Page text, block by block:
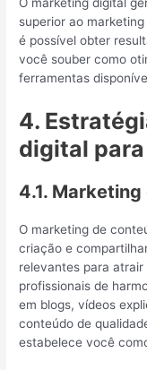
superior ao
é possível obter
você souber como
ferramentas
4.
digital
4.1.
O marketing de
criação e
relevantes para
profissionais de
em blogs, vídeos
conteúdo de
estabelece você